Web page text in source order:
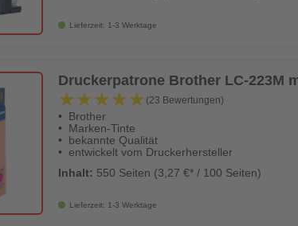
Lieferzeit: 1-3 Werktage
Druckerpatrone Brother LC-223M
★★★★★
★★★★★ (23 Bewertungen)
Brother
Marken-Tinte
bekannte Qualität
entwickelt vom Druckerhersteller
Inhalt: 550 Seiten (3,27 €* / 100 Seiten)
Lieferzeit: 1-3 Werktage